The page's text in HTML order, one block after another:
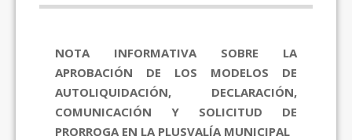
NOTA INFORMATIVA SOBRE LA
APROBACIÓN DE LOS MODELOS DE
AUTOLIQUIDACIÓN, DECLARACIÓN,
COMUNICACIÓN Y SOLICITUD DE
PRORROGA EN LA PLUSVALÍA MUNICIPAL